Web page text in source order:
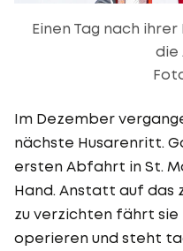
Einen Tag nach
die
Im Dezember
nächste Husarenritt.
ersten Abfahrt in St.
Hand. Anstatt auf das
zu verzichten fährt sie
operieren und steht